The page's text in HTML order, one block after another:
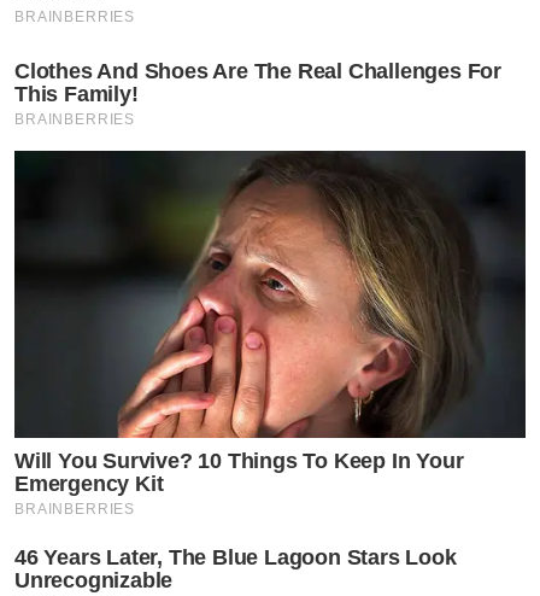
BRAINBERRIES
Clothes And Shoes Are The Real Challenges For
This Family!
BRAINBERRIES
Will You Survive? 10 Things To Keep In Your
Emergency Kit
BRAINBERRIES
46 Years Later, The Blue Lagoon Stars Look
Unrecognizable